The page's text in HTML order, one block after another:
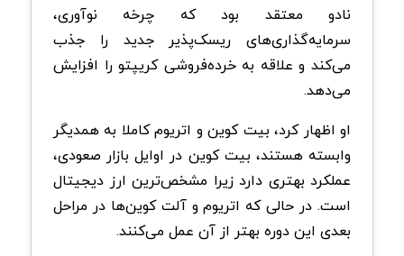
نادو معتقد بود که چرخه نوآوری،
سرمایه‌گذاری‌های ریسک‌پذیر جدید را جذب
می‌کند و علاقه به خرده‌فروشی کریپتو را افزایش
می‌دهد.
او اظهار کرد، بیت کوین و اتریوم کاملا به همدیگر
وابسته هستند، بیت کوین در اوایل بازار صعودی،
عملکرد بهتری دارد زیرا مشخص‌ترین ارز دیجیتال
است. در حالی که اتریوم و آلت کوین‌ها در مراحل
بعدی این دوره بهتر از آن عمل می‌کنند.